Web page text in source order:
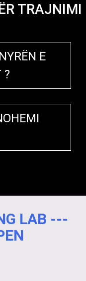
TRAJNIMI
E
?
LAB ---